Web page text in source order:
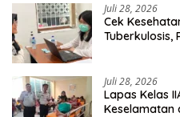
Juli 28, 2026
Cek
Tuberkulosis,
Juli 28, 2026
Lapas Kelas
Keselamatan